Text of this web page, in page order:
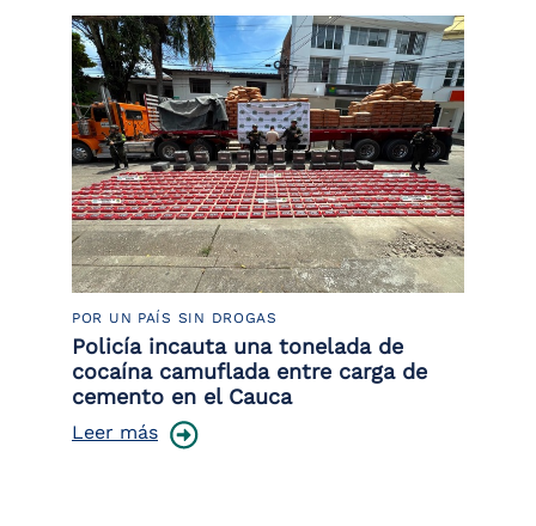
POR UN PAÍS SIN DROGAS
Policía incauta una tonelada de
cocaína camuflada entre carga de
cemento en el Cauca
Leer más